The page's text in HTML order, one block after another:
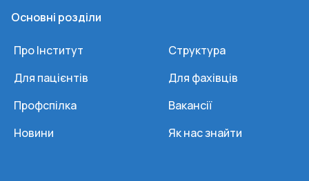
Основні розділи
Про Інститут
Структура
Для пацієнтів
Для фахівців
Профспілка
Вакансії
Новини
Як нас знайти